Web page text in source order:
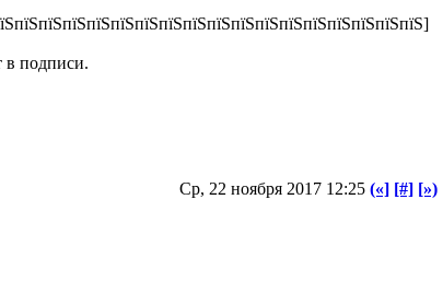
в подписи.
Ср, 22 ноября 2017 12:25 («] [#] [»)